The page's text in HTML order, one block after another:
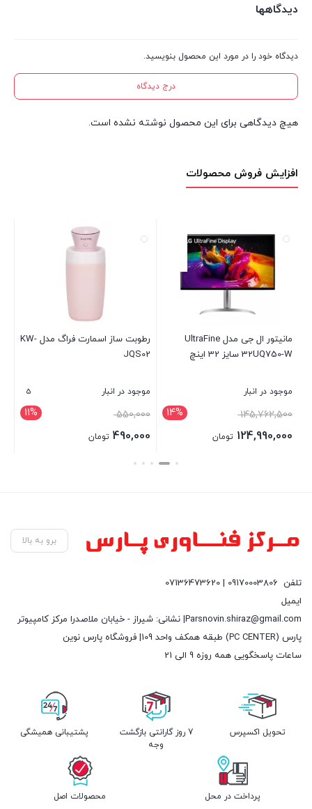
دیدگاهها
دیدگاه خود را در مورد این محصول بنویسید.
درج دیدگاه
هیچ دیدگاهی برای این محصول نوشته نشده است.
افزایش فروش محصولات
مانیتور ال جی مدل UltraFine
32UQ750-W سایز 32 اینچ
موجود در انبار
14% 145,762,500
124,990,000 تومان
رطوبت ساز اسمارت فراگ مدل KW-
JQS02
موجود در انبار 5
11% 550,000
490,000 تومان
بستن
برو به بالا
تلفن 09170003806 | 07136473620
ایمیل
Parsnovin.shiraz@gmail.com| نشانی: شیراز - خیابان ملاصدرا مرکز کامپیوتر
پارس (PC CENTER) طبقه همکف واحد 109| فروشگاه پارس نوین
ساعات پاسخگویی همه روزه 9 الی 21
تحویل اکسپرس
7 روز گارانتی بازگشت
وجه
پشتیبانی همیشگی
پرداخت در محل محصولات اصل